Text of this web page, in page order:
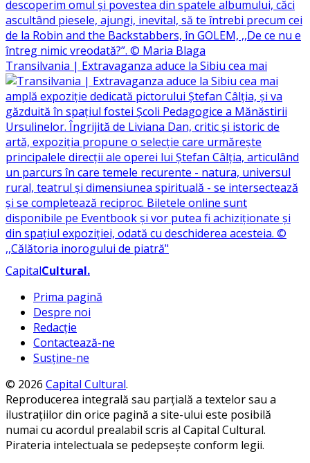
Transilvania | Extravaganza aduce la Sibiu cea mai
CapitalCultural.
Prima pagină
Despre noi
Redacție
Contactează-ne
Susține-ne
© 2026 Capital Cultural.
Reproducerea integrală sau parțială a textelor sau a
ilustrațiilor din orice pagină a site-ului este posibilă
numai cu acordul prealabil scris al Capital Cultural.
Pirateria intelectuala se pedepsește conform legii.